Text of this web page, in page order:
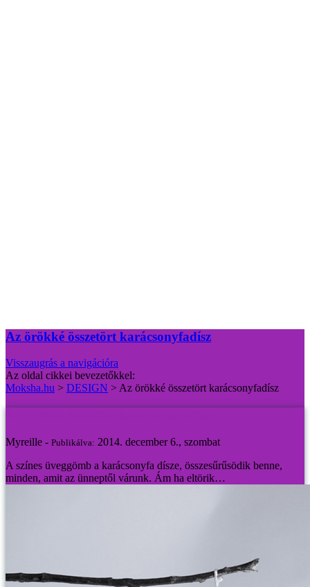
Az örökké összetört karácsonyfadísz
Visszaugrás a navigációra
Az oldal cikkei bevezetőkkel:
Moksha.hu > DESIGN >Az örökké összetört karácsonyfadísz
Myreille - Publikálva: 2014. december 6., szombat
A színes üveggömb a karácsonyfa dísze, összesűrűsödik benne,
minden, amit az ünneptől várunk. Ám ha eltörik…